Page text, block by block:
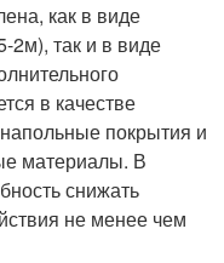
как в виде
2м), так и в виде
в качестве
покрытия и
материалы. В
снижать
не менее чем